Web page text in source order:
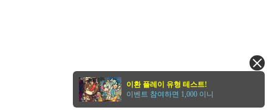
이환 플레이 유형 테스트!
이벤트 참여하면 1,000 이니